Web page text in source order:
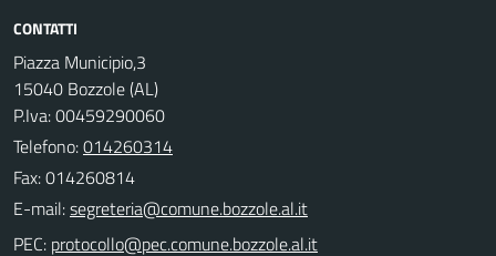
CONTATTI
Piazza Municipio,3
15040 Bozzole (AL)
P.Iva: 00459290060
Telefono:014260314
Fax: 014260814
E-mail:
PEC: